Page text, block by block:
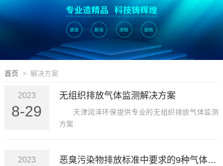
首页 > 解决方案
2023
8-29
无组织排放气体监测解决方案
天津润泽环保提供专业的无组织排放气体监测
方案
2023 恶臭污染物排放标准中要求的9种气体，你知道多少